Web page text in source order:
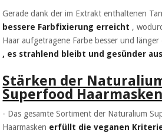
Veterinärmedizin
Orthopädie
Chirurgische
instrumente
(ausverkauf)
Gerade dank der im Extrakt enthaltenen
bessere Farbfixierung erreicht ,
Haar aufgetragene Farbe besser und
, es strahlend bleibt und gesünder
Stärken der
Superfood
- Das gesamte Sortiment der Naturalium
Haarmasken erfüllt die veganen